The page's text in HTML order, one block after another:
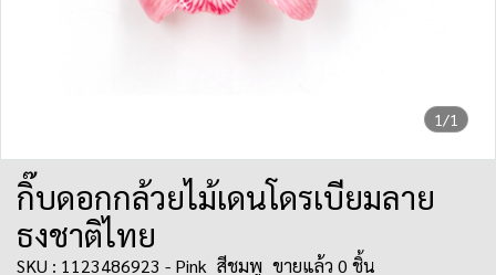
1/1
กิ๊บดอกกล้วยไม้เดนโดรเบียมลาย
ธงชาติไทย
SKU : 1123486923 - Pink สีชมพู ขายแล้ว 0 ชิ้น